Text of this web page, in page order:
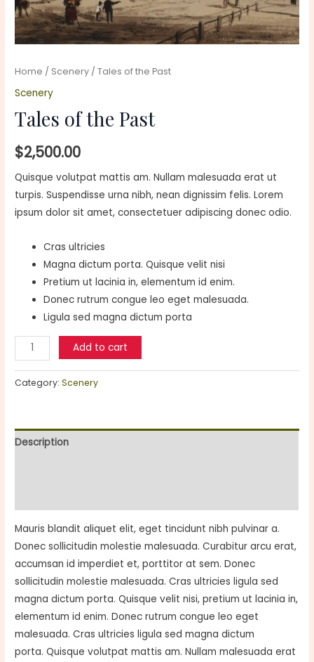
Home / Scenery / Tales of the Past
Scenery
Tales of the Past
$2,500.00
Quisque volutpat mattis am. Nullam malesuada erat ut
turpis. Suspendisse urna nibh, nean dignissim felis. Lorem
ipsum dolor sit amet, consectetuer adipiscing donec odio.
Cras ultricies
Magna dictum porta. Quisque velit nisi
Pretium ut lacinia in, elementum id enim.
Donec rutrum congue leo eget malesuada.
Ligula sed magna dictum porta
Tales
of
the
Add to cart
Category:Scenery
Description
Mauris blandit aliquet elit, eget tincidunt nibh pulvinar a.
Donec sollicitudin molestie malesuada. Curabitur arcu erat,
accumsan id imperdiet et, porttitor at sem. Donec
sollicitudin molestie malesuada. Cras ultricies ligula sed
magna dictum porta. Quisque velit nisi, pretium ut lacinia in,
elementum id enim. Donec rutrum congue leo eget
malesuada. Cras ultricies ligula sed magna dictum
porta. Quisque volutpat mattis am. Nullam malesuada erat